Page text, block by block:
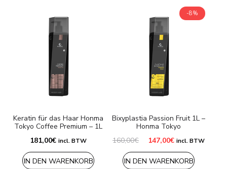
Keratin für das Haar Honma
Tokyo Coffee Premium – 1L
181,00€ incl. BTW
IN DEN WARENKORB
-8%
Bixyplastia Passion Fruit 1L –
Honma Tokyo
160,00€ Ursprünglicher
war:
160,00€
147,00€Aktueller
ist:
147,00€.
incl. BTW
IN DEN WARENKORB